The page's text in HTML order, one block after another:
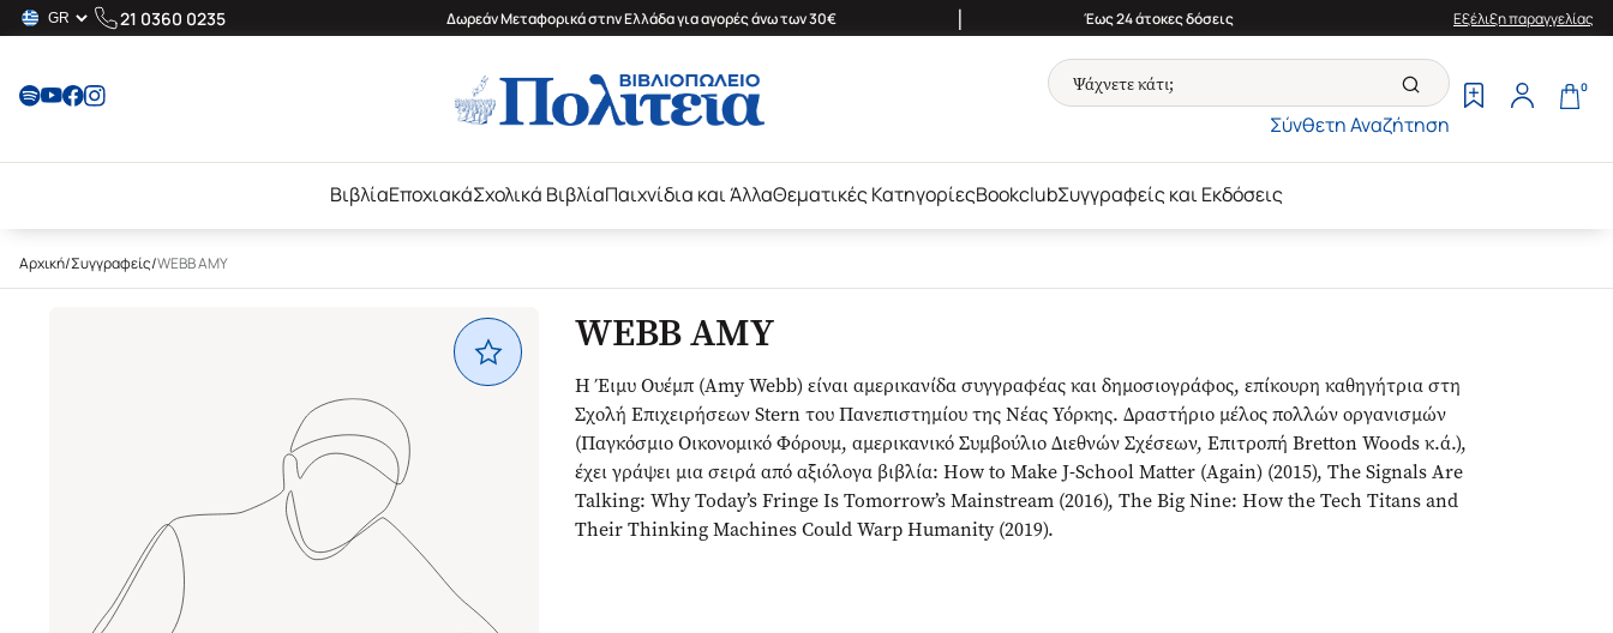
21 0360 0235 Δωρεάν Μεταφορικά στην Ελλάδα για αγορές άνω των 30€ | Έως 24 άτοκες δόσεις Εξέλιξη παραγγελίας
Σύνθετη Αναζήτηση
0
ΒιβλίαΕποχιακάΣχολικά ΒιβλίαΠαιχνίδια και ΆλλαΘεματικές ΚατηγορίεςBookclubΣυγγραφείς και Εκδόσεις
Αρχική/Συγγραφείς/WEBB AMY
WEBB AMY
Η Έιμυ Ουέμπ (Amy Webb) είναι αμερικανίδα συγγραφέας και δημοσιογράφος, επίκουρη καθηγήτρια στη
Σχολή Επιχειρήσεων Stern του Πανεπιστημίου της Νέας Υόρκης. Δραστήριο μέλος πολλών οργανισμών
(Παγκόσμιο Οικονομικό Φόρουμ, αμερικανικό Συμβούλιο Διεθνών Σχέσεων, Επιτροπή Bretton Woods κ.ά.),
έχει γράψει μια σειρά από αξιόλογα βιβλία: How to Make J-School Matter (Again) (2015), The Signals Are
Talking: Why Today’s Fringe Is Tomorrow’s Mainstream (2016), The Big Nine: How the Tech Titans and
Their Thinking Machines Could Warp Humanity (2019).